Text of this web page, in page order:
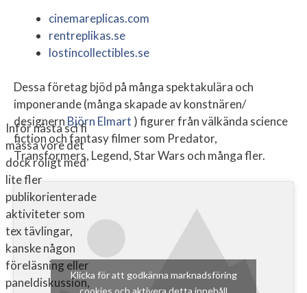
cinemareplicas.com
rentreplikas.se
lostincollectibles.se
Dessa företag bjöd på många spektakulära och
imponerande (många skapade av konstnären/
designern Björn Elmart ) figurer från välkända science
fiction och fantasy filmer som Predator,
Transformers, Legend, Star Wars och många fler.
Inför nästa sci fi
mässa vore det
dock roligt med
lite fler
publikorienterade
aktiviteter som
tex tävlingar,
kanske någon
föreläsning eller
paneldiskussion,
Klicka för att godkänna marknadsföring
cookies och aktivera detta innehåll